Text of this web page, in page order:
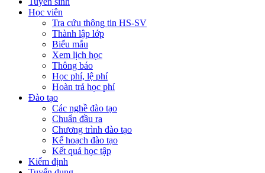
Học viên
Tra cứu thông tin HS-SV
Thành lập lớp
Biểu mẫu
Xem lịch học
Thông báo
Học phí, lệ phí
Hoàn trả học phí
Đào tạo
Các nghề đào tạo
Chuẩn đầu ra
Chương trình đào tạo
Kế hoạch đào tạo
Kết quả học tập
Kiểm định